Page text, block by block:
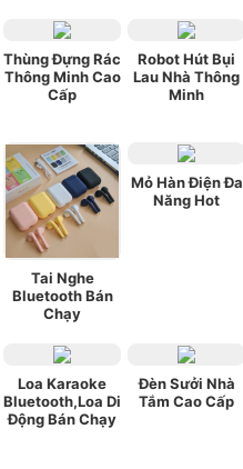
Thùng Đựng Rác
Thông Minh Cao
Cấp
Robot Hút Bụi
Lau Nhà Thông
Minh
Tai Nghe
Bluetooth Bán
Chạy
Mỏ Hàn Điện Đa
Năng Hot
Loa Karaoke
Bluetooth,Loa Di
Động Bán Chạy
Đèn Sưởi Nhà
Tắm Cao Cấp